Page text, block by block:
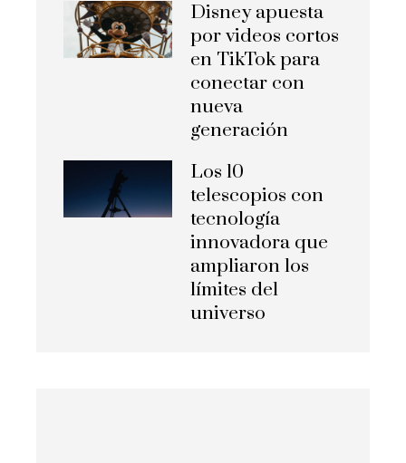
Disney apuesta
por videos cortos
en TikTok para
conectar con
nueva
generación
Los 10
telescopios con
tecnología
innovadora que
ampliaron los
límites del
universo